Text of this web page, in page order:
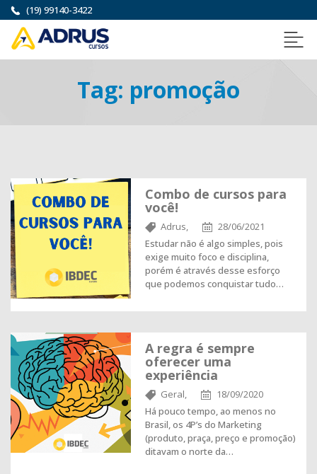
(19) 99140-3422
Tag: promoção
Combo de cursos para
você!
Adrus,
28/06/2021
Estudar não é algo simples, pois
exige muito foco e disciplina,
porém é através desse esforço
que podemos conquistar tudo…
A regra é sempre
oferecer uma
experiência
Geral,
18/09/2020
Há pouco tempo, ao menos no
Brasil, os 4P’s do Marketing
(produto, praça, preço e promoção)
ditavam o norte da…